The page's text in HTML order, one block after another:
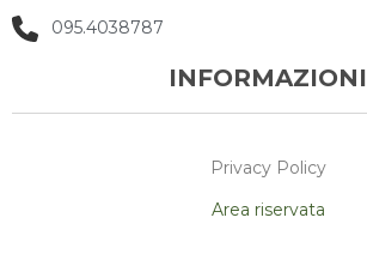
095.4038787
INFORMAZIONI
Privacy Policy
Area riservata